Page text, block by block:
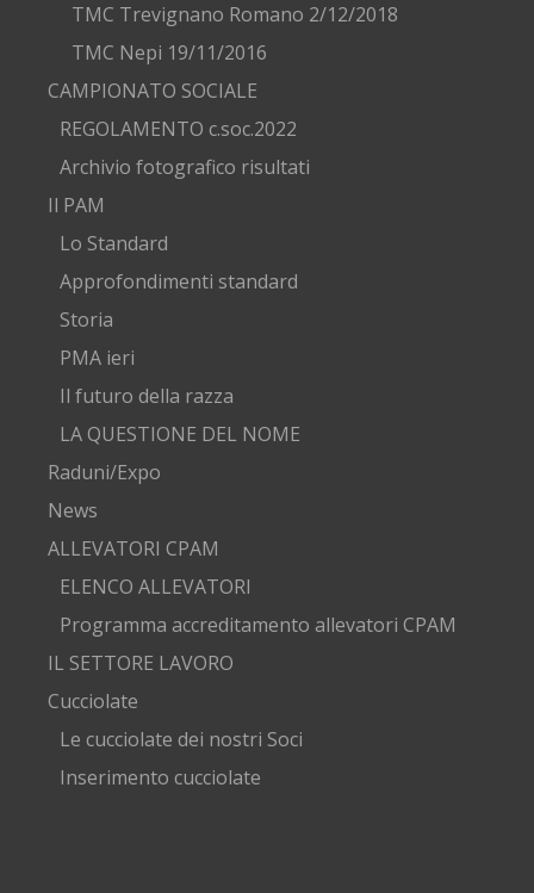
TMC Trevignano Romano 2/12/2018
TMC Nepi 19/11/2016
CAMPIONATO SOCIALE
REGOLAMENTO c.soc.2022
Archivio fotografico risultati
Il PAM
Lo Standard
Approfondimenti standard
Storia
PMA ieri
Il futuro della razza
LA QUESTIONE DEL NOME
Raduni/Expo
News
ALLEVATORI CPAM
ELENCO ALLEVATORI
Programma accreditamento allevatori CPAM
IL SETTORE LAVORO
Cucciolate
Le cucciolate dei nostri Soci
Inserimento cucciolate